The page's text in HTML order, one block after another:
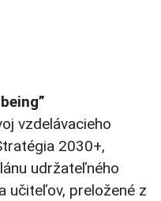
vzdelávacieho
2030+,
udržateľného
učiteľov, preložené z